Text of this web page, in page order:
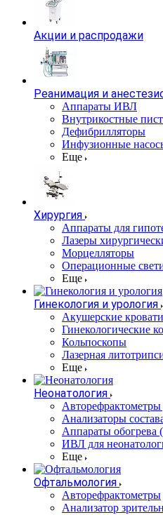
Акции и распродажи
Реанимация и
Аппараты ИВЛ
Внутрикостные
Дефибрилляторы
Инфузионные
Еще
Хирургия
Аппараты для
Лазеры
Морцелляторы
Операционные
Еще
Гинекология и урология
Акушерские кровати
Гинекологические
Кольпоскопы
Лазерная
Еще
Неонатология
Авторефрактометры
Анализаторы
Аппараты обогрева
ИВЛ для
Еще
Офтальмология
Авторефрактометры
Анализатор